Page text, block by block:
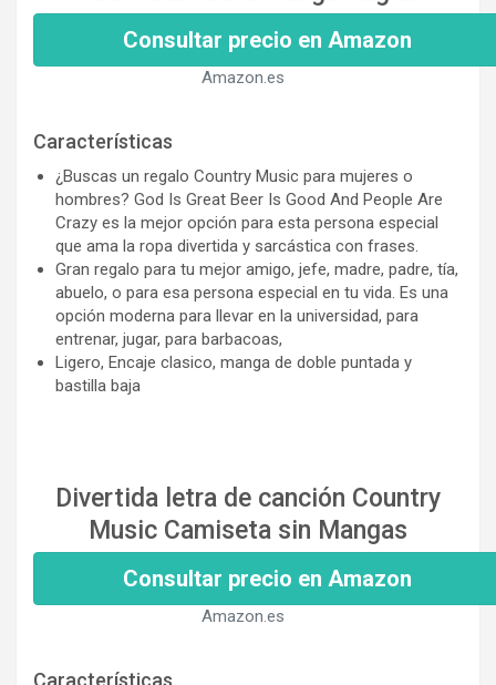
Consultar precio en Amazon
Amazon.es
Características
¿Buscas un regalo Country Music para mujeres o
hombres? God Is Great Beer Is Good And People Are
Crazy es la mejor opción para esta persona especial
que ama la ropa divertida y sarcástica con frases.
Gran regalo para tu mejor amigo, jefe, madre, padre, tía,
abuelo, o para esa persona especial en tu vida. Es una
opción moderna para llevar en la universidad, para
entrenar, jugar, para barbacoas,
Ligero, Encaje clasico, manga de doble puntada y
bastilla baja
Divertida letra de canción Country
Music Camiseta sin Mangas
Consultar precio en Amazon
Amazon.es
Características